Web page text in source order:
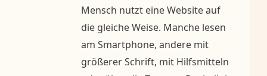
Mensch nutzt eine Website auf
die gleiche Weise. Manche lesen
am Smartphone, andere mit
größerer Schrift, mit Hilfsmitteln